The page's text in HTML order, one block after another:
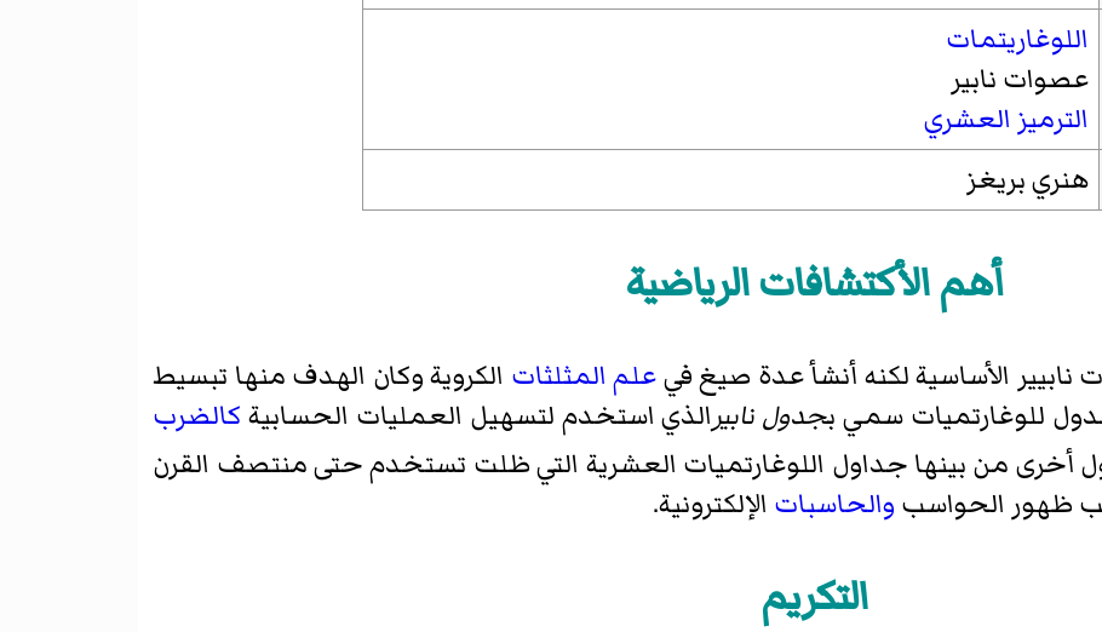
اللوغاريتمات
عصوات نابير
الترميز العشري
هنري بريغز
أهم الأكتشافات الرياضية
نابيير الأساسية لكنه أنشأ عدة صيغ فيعلم المثلثات الكروية وكان الهدف منها تبسيط
للوغارتميات سمي بجدول نابيرالذي استخدم لتسهيل العمليات الحسابية كالضرب
من بينها جداول اللوغارتميات العشرية التي ظلت تستخدم حتى منتصف القرن
ظهور الحواسب والحاسبات الإلكترونية.
التكريم